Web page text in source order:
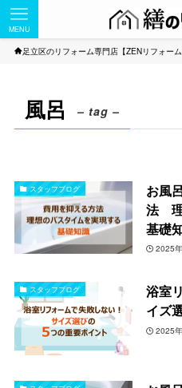
MENU
足立区のリフォーム専門店【ZENリフォーム
風呂 – tag –
スタッフブログ
お風
法 理
基礎
2025
スタッフブログ
浴室
イズ
2025